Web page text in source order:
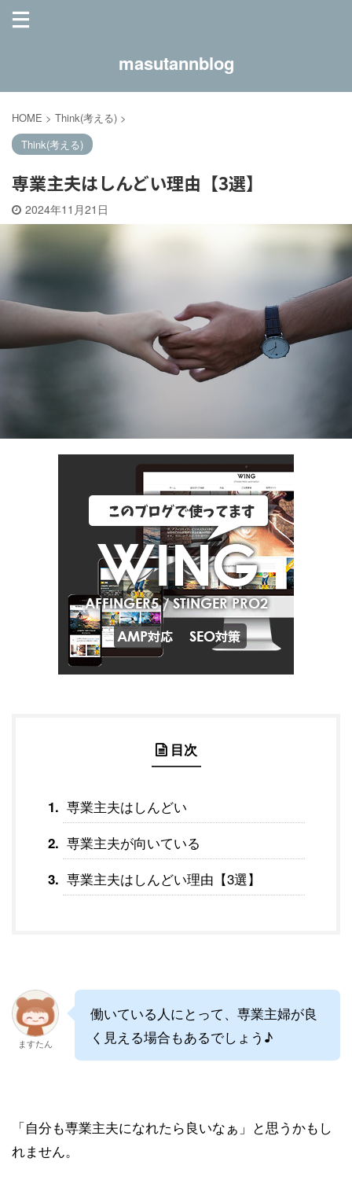
masutannblog
HOME > Think(考える) >
Think(考える)
専業主夫はしんどい理由【3選】
2024年11月21日
目次
専業主夫はしんどい
専業主夫が向いている
専業主夫はしんどい理由【3選】
ますたん
働いている人にとって、専業主婦が良
く見える場合もあるでしょう♪
「自分も専業主夫になれたら良いなぁ」と思うかもし
れません。